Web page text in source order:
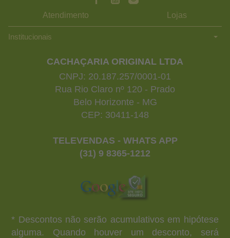
Atendimento Lojas
Institucionais
CACHAÇARIA ORIGINAL LTDA
CNPJ: 20.187.257/0001-01
Rua Rio Claro nº 120 - Prado
Belo Horizonte - MG
CEP: 30411-148
TELEVENDAS - WHATS APP
(31) 9 8365-1212
* Descontos não serão acumulativos em hipótese
alguma. Quando houver um desconto, será